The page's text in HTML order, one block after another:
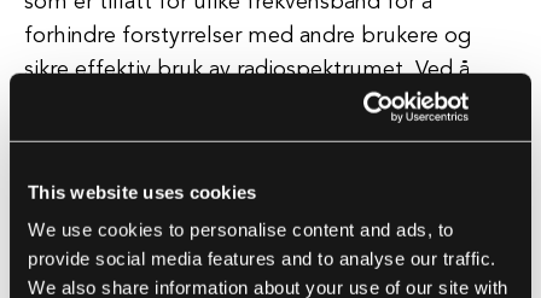
This website uses cookies
We use cookies to personalise content and ads, to
provide social media features and to analyse our traffic.
We also share information about your use of our site with
forhindre forstyrrelser med andre brukere og
sikre effektiv bruk av radiospektrumet. Ved å
forsiktig administrere EIRP-nivåene kan kundene
sikre at systemene deres opererer innenfor disse
forstyrrelser i tjenestene deres.
I tillegg til å forbedre nettverksytelse og